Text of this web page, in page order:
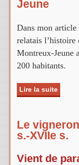
Jeune
Dans mon article
relatais l’histoire
Montreux-Jeune
200 habitants.
Lire la suite
Le
s.-XVIIe s.
Vient de